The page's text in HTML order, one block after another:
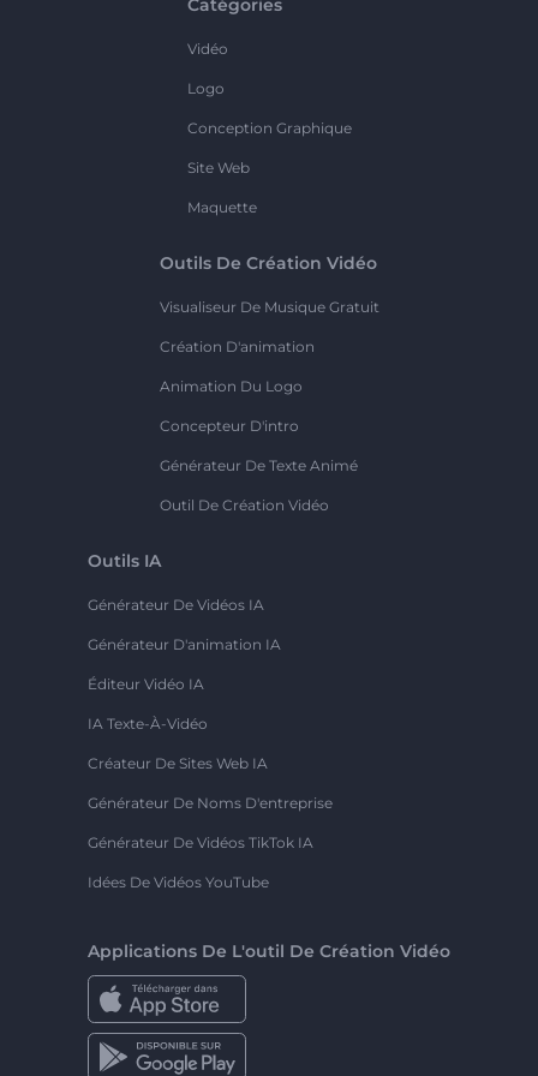
Catégories
Vidéo
Logo
Conception Graphique
Site Web
Maquette
Outils De Création Vidéo
Visualiseur De Musique Gratuit
Création D'animation
Animation Du Logo
Concepteur D'intro
Générateur De Texte Animé
Outil De Création Vidéo
Outils IA
Générateur De Vidéos IA
Générateur D'animation IA
Éditeur Vidéo IA
IA Texte-À-Vidéo
Créateur De Sites Web IA
Générateur De Noms D'entreprise
Générateur De Vidéos TikTok IA
Idées De Vidéos YouTube
Applications De L'outil De Création Vidéo